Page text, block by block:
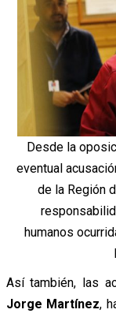
Desde la
eventual
de la Región
humanos
Así también, las
Jorge Martínez,